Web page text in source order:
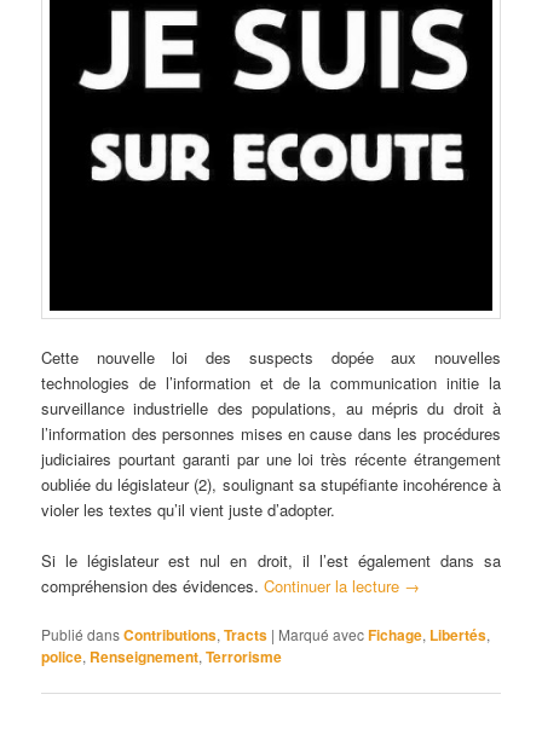
Cette nouvelle loi des suspects dopée aux nouvelles
technologies de l’information et de la communication initie la
surveillance industrielle des populations, au mépris du droit à
l’information des personnes mises en cause dans les procédures
judiciaires pourtant garanti par une loi très récente étrangement
oubliée du législateur (2), soulignant sa stupéfiante incohérence à
violer les textes qu’il vient juste d’adopter.
Si le législateur est nul en droit, il l’est également dans sa
compréhension des évidences.Continuer la lecture →
Publié dansContributions,Tracts | Marqué avecFichage, Libertés,
police, Renseignement,Terrorisme